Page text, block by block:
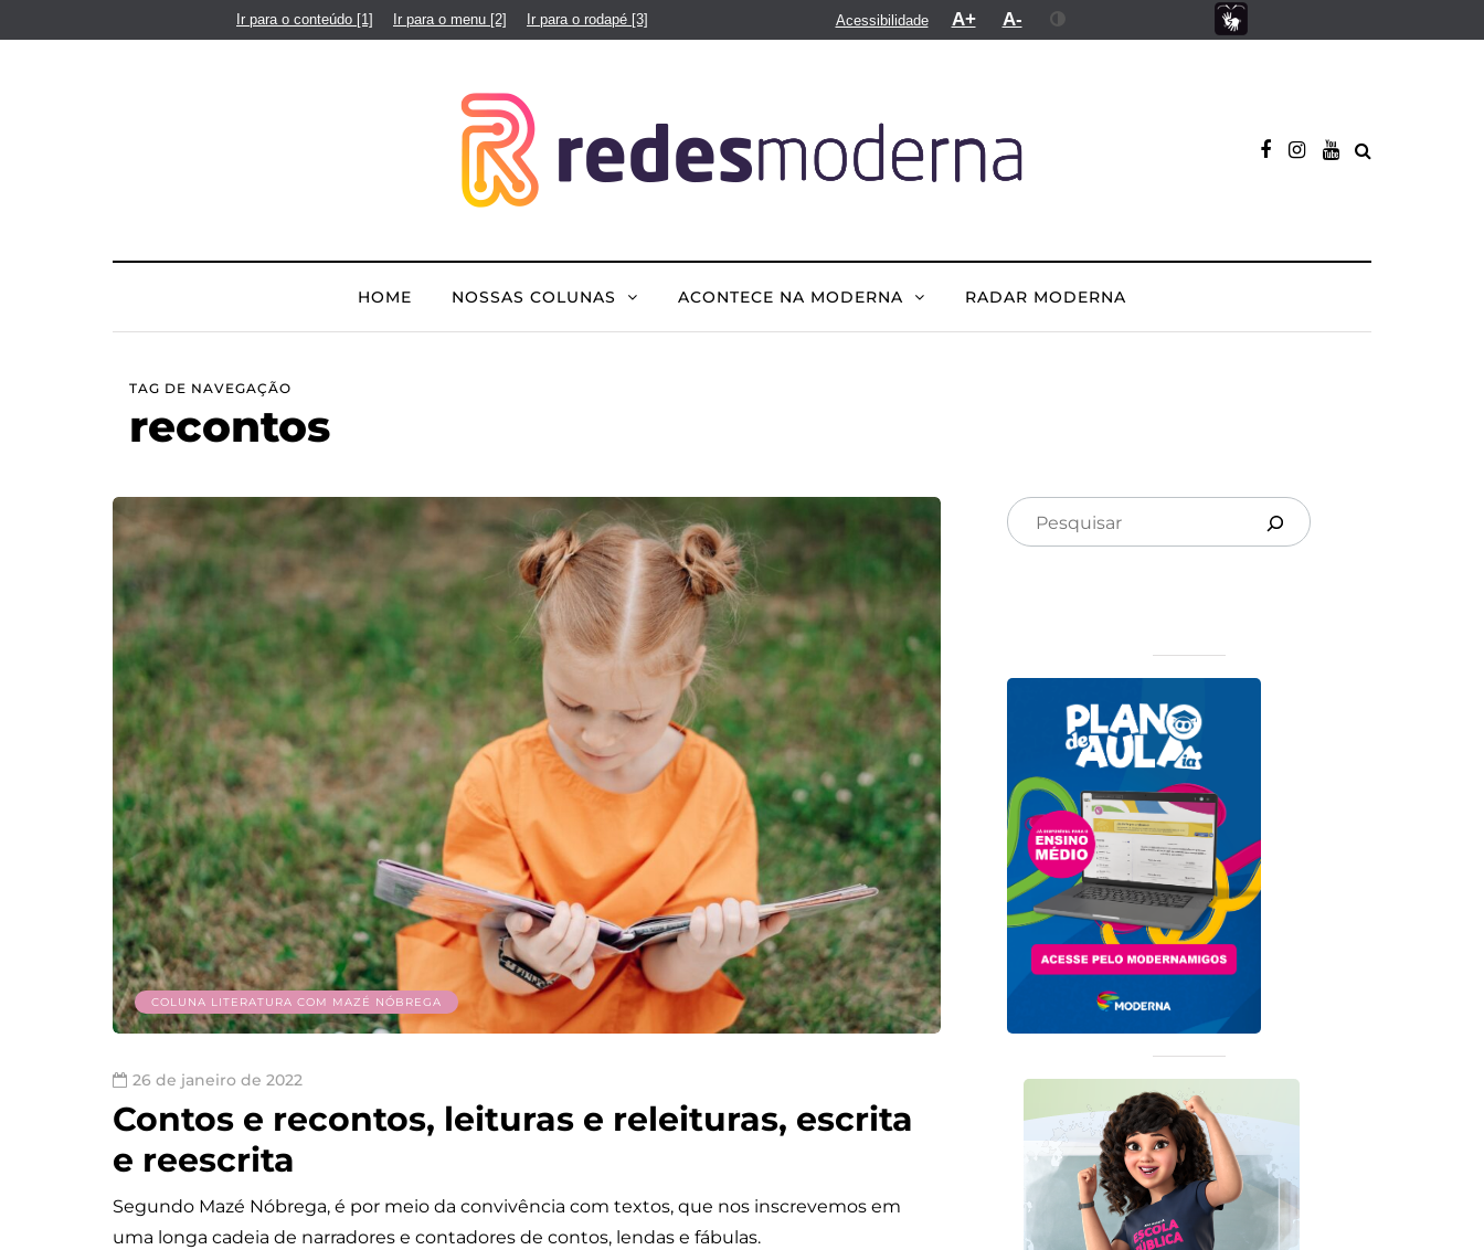
Ir para o conteúdo [1] Ir para o menu [2] Ir para o rodapé [3] Acessibilidade A+ A-
HOME NOSSAS COLUNAS ACONTECE NA MODERNA RADAR MODERNA
TAG DE NAVEGAÇÃO
recontos
COLUNA LITERATURA COM MAZÉ NÓBREGA
26 de janeiro de 2022
Contos e recontos, leituras e releituras, escrita
e reescrita
Segundo Mazé Nóbrega, é por meio da convivência com textos, que nos inscrevemos em
uma longa cadeia de narradores e contadores de contos, lendas e fábulas.